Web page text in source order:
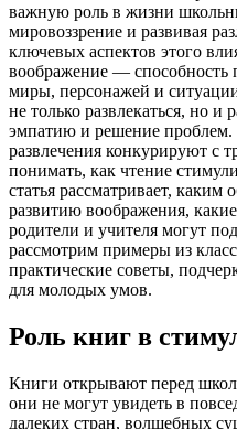
важную роль в жизни
мировоззрение и развивая
ключевых аспектов этого
воображение — способность
миры, персонажей и
не только развлекаться, но и
эмпатию и решение проблем.
развлечения конкурируют с
понимать, как чтение
статья рассматривает, каким
развитию воображения,
родители и учителя могут
рассмотрим примеры из
практические советы,
для молодых умов.
Роль книг в
Книги открывают перед
они не могут увидеть в
далеких стран, волшебных